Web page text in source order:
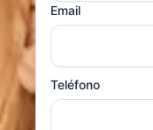
Email
Teléfono